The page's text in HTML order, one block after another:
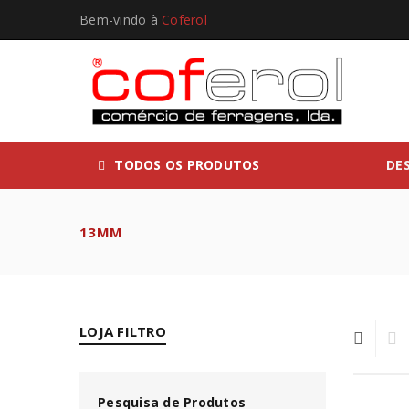
Bem-vindo à Coferol
TODOS OS PRODUTOS
13MM
LOJA FILTRO
Pesquisa de Produtos